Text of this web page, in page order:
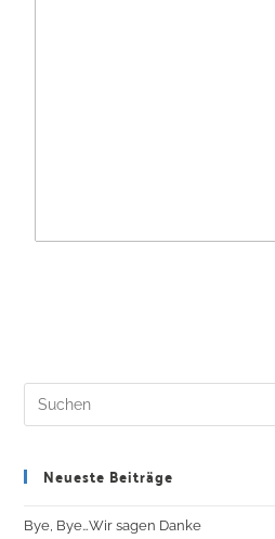
Neueste Beiträge
Bye, Bye…Wir sagen Danke